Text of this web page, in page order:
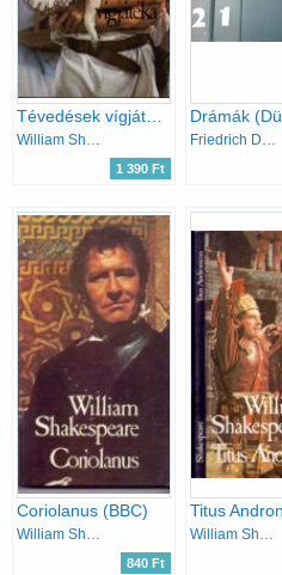
William Shakespeare
1 390 Ft
Friedrich Dürrenmatt
Coriolanus (BBC)
840 Ft